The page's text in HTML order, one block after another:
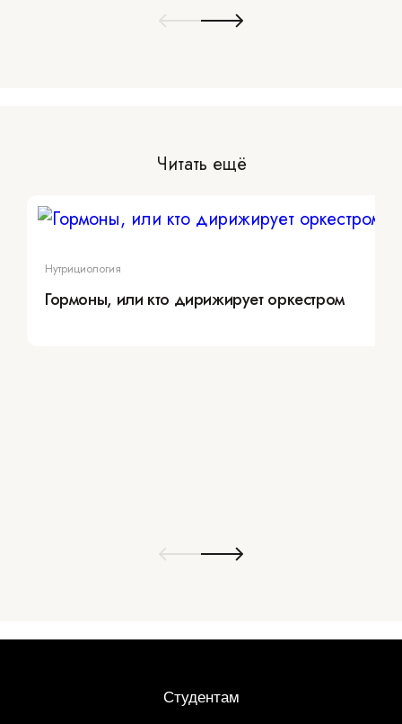
Читать ещё
Нутрициология
Гормоны, или кто дирижирует оркестром
Студентам